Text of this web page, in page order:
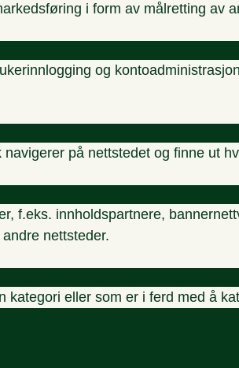
i form av målretting av
og
på nettstedet og finne ut
f.eks. innholdspartnere,
nettsteder.
eller som er i ferd med å